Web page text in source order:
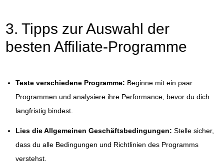
3. Tipps zur Auswahl der
besten Affiliate-Programme
Teste verschiedene Programme: Beginne mit ein paar
Programmen und analysiere ihre Performance, bevor du dich
langfristig bindest.
Lies die Allgemeinen Geschäftsbedingungen: Stelle sicher,
dass du alle Bedingungen und Richtlinien des Programms
verstehst.